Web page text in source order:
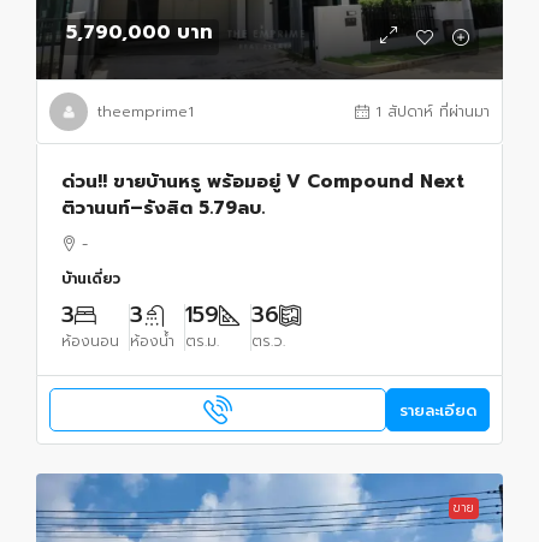
5,790,000 บาท
theemprime1 1 สัปดาห์ ที่ผ่านมา
ด่วน!! ขายบ้านหรู พร้อมอยู่ V Compound Next
ติวานนท์–รังสิต 5.79ลบ.
-
บ้านเดี่ยว
3
ห้องนอน
3
ห้องน้ำ
159
ตร.ม.
36
ตร.ว.
รายละเอียด
ขาย